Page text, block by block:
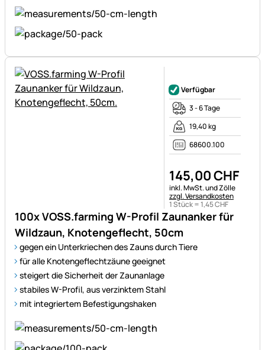
100x VOSS.farming W-Profil Zaunanker für
Wildzaun, Knotengeflecht, 50cm
gegen ein Unterkriechen des Zauns durch Tiere
für alle Knotengeflechtzäune geeignet
steigert die Sicherheit der Zaunanlage
stabiles W-Profil, aus verzinktem Stahl
mit integriertem Befestigungshaken
Verfügbar
3 - 6 Tage
19,40 kg
68600.100
145,00CHF
Steuerhinweis:
inkl. MwSt. und Zölle
zzgl. Versandkosten
1 Stück =1,45CHF